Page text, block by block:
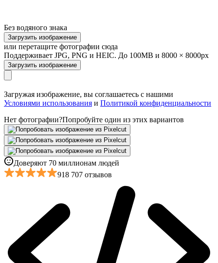
Без водяного знака
Загрузить изображение
или перетащите фотографии сюда
Поддерживает JPG, PNG и HEIC. До 100MB и 8000 × 8000px
Загрузить изображение
Загружая изображение, вы соглашаетесь с нашими
Условиями использования и Политикой конфиденциальности
Нет фотографии?Попробуйте один из этих вариантов
Доверяют 70 миллионам людей
918 707 отзывов